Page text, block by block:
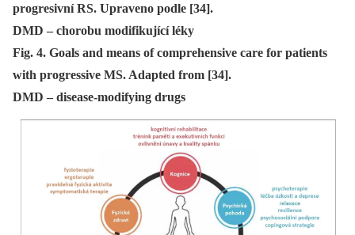
progresivní RS. Upraveno podle [34].
DMD – chorobu modifikující léky
Fig. 4. Goals and means of comprehensive care for patients
with progressive MS. Adapted from [34].
DMD – disease-modifying drugs